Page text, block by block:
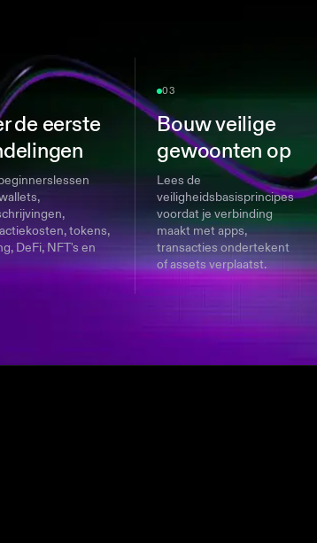
de eerste
tokens,
DeFi, NFT's en
03
Bouw veilige
gewoonten op
Lees de
veiligheidsbasisprincipes
voordat je verbinding
maakt met apps,
transacties ondertekent
of assets verplaatst.